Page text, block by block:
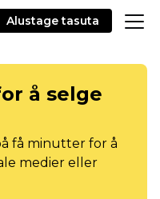
Alustage tasuta
å selge
få minutter for å
medier eller